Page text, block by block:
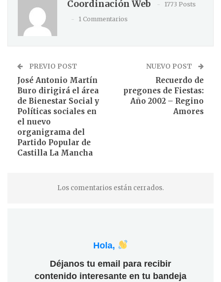
Coordinación Web
1773 Posts
1 Commentarios
PREVIO POST
José Antonio Martín
Buro dirigirá el área
de Bienestar Social y
Políticas sociales en
el nuevo
organigrama del
Partido Popular de
Castilla La Mancha
NUEVO POST
Recuerdo de
pregones de Fiestas:
Año 2002 – Regino
Amores
Los comentarios están cerrados.
Hola,
Déjanos tu email para recibir
contenido interesante en tu bandeja